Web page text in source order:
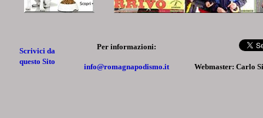
Scrivici da
questo Sito
Per informazioni:
info@romagnapodismo.it Webmaster: Carlo